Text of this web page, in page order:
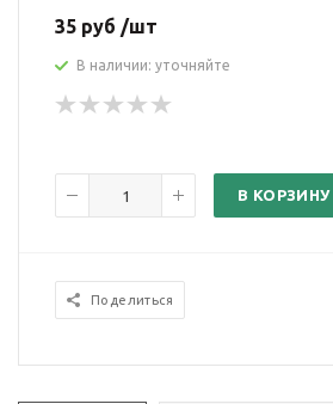
35 руб /шт
В наличии: уточняйте
В КОРЗИНУ
Поделиться